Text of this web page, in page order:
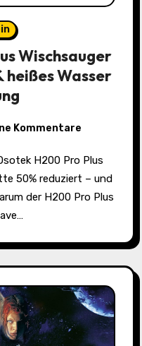
Wischsauger
heißes Wasser
Kommentare
50% reduziert – und
der H200 Pro Plus